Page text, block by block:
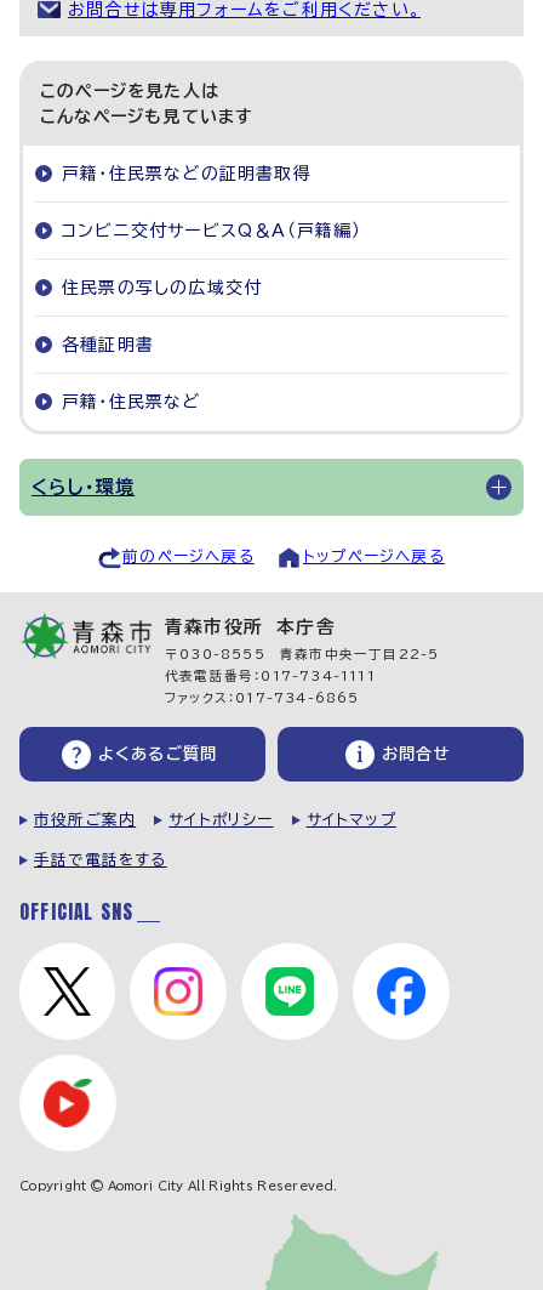
お問合せは専用フォームをご利用ください。
このページを見た人は
こんなページも見ています
戸籍・住民票などの証明書取得
コンビニ交付サービスQ＆A（戸籍編）
住民票の写しの広域交付
各種証明書
戸籍・住民票など
くらし・環境
前のページへ戻る トップページへ戻る
青森市役所 本庁舎
〒030-8555 青森市中央一丁目22-5
代表電話番号：017-734-1111
ファックス：017-734-6865
よくあるご質問 お問合せ
市役所ご案内 サイトポリシー サイトマップ
手話で電話をする
OFFICIAL SNS
Copyright © Aomori City All Rights Resereved.